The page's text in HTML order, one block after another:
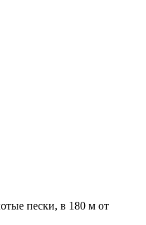
пески, в 180 м от